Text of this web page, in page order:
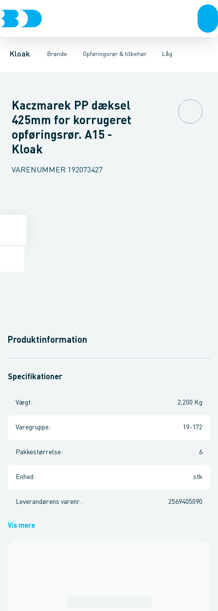
Kloak Brønde
Rør & fittingsBrønde BrøndgodsLinjeafvandingTanke,
Opføringsrør & tilbehør
Rense & inspektions brøndeOpføringsrør & tilbehør
Låg
OpføringsrørTætningsringeLågBundeMuffer Reduktioner
Kaczmarek PP dæksel
425mm for korrugeret
opføringsrør. A15 -
Kloak
VARENUMMER 192073427
Produktinformation
Specifikationer
Vægt: 2,200 Kg
Varegruppe: 19-172
Pakkestørrelse: 6
Enhed : stk
Leverandørens varenr. : 2569405090
Vis mere